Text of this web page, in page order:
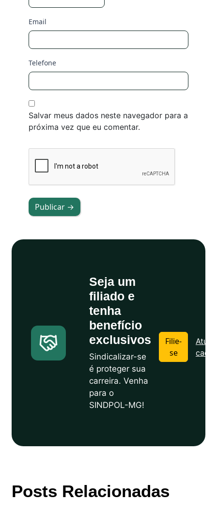
Email
Telefone
Salvar meus dados neste navegador para a
próxima vez que eu comentar.
Publicar →
Seja um
filiado e
tenha
benefício
exclusivos
Sindicalizar-se
é proteger sua
carreira. Venha
para o
SINDPOL-MG!
Filie-
se
Posts Relacionadas